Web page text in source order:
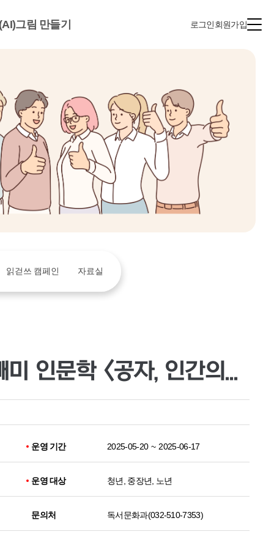
그림 만들기 로그인회원가입
읽걷쓰 캠페인 자료실
부평도서관 제2차 올빼미 인문학 <공자, 인간의 길을 묻다>
운영 기간 2025-05-20 ~ 2025-06-17
운영 대상 청년, 중장년, 노년
문의처 독서문화과(032-510-7353)